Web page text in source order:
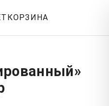
КОРЗИНА